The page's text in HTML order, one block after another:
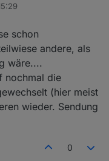
schon
andere, als
wäre....
nochmal die
(hier meist
wieder. Sendung
0